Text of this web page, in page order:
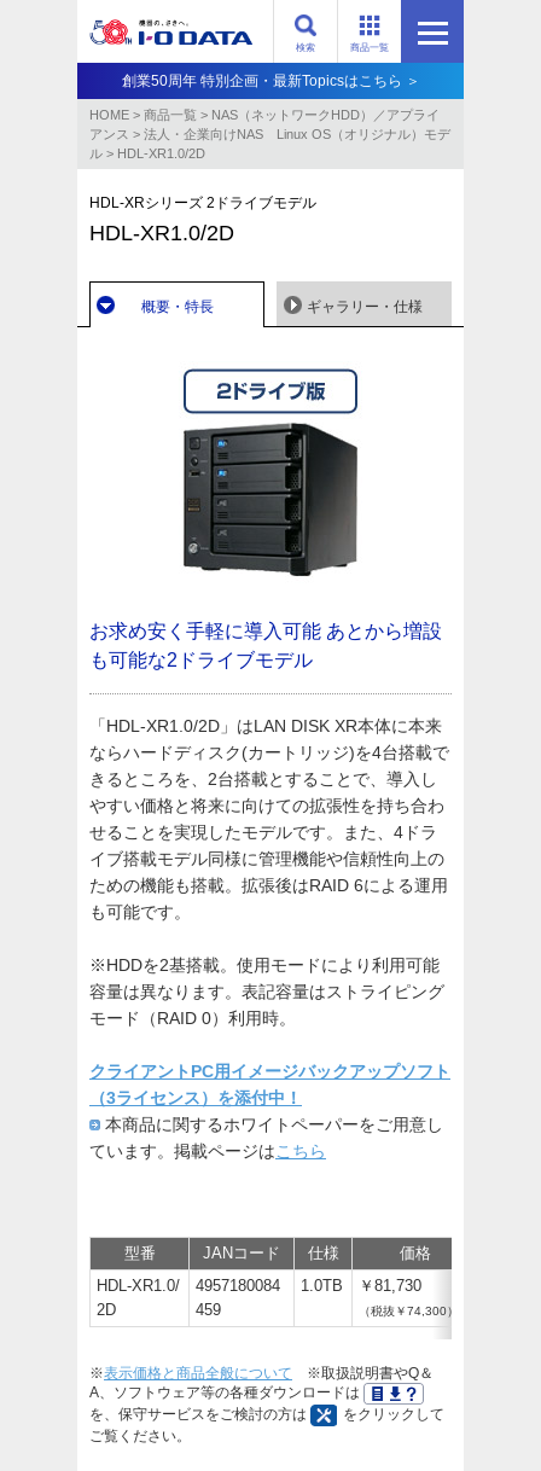
商品一覧
検索
創業50周年 特別企画・最新Topicsはこちら ＞
HOME > 商品一覧 > NAS（ネットワークHDD）／アプライ
アンス​ > 法人・企業向けNAS Linux OS（オリジナル）モデ
ル > HDL-XR1.0/2D
HDL-XRシリーズ 2ドライブモデル
HDL-XR1.0/2D
概要・特長 ギャラリー・仕様
お求め安く手軽に導入可能 あとから増設
も可能な2ドライブモデル
「HDL-XR1.0/2D」はLAN DISK XR本体に本来
ならハードディスク(カートリッジ)を4台搭載で
きるところを、2台搭載とすることで、導入し
やすい価格と将来に向けての拡張性を持ち合わ
せることを実現したモデルです。また、4ドラ
イブ搭載モデル同様に管理機能や信頼性向上の
ための機能も搭載。拡張後はRAID 6による運用
も可能です。
※HDDを2基搭載。使用モードにより利用可能
容量は異なります。表記容量はストライピング
モード（RAID 0）利用時。
クライアントPC用イメージバックアップソフト
（3ライセンス）を添付中！
本商品に関するホワイトペーパーをご用意し
ています。掲載ページはこちら
型番 JANコード 仕様 価格
HDL-XR1.0/
2D
4957180084
459
1.0TB ￥81,730
（税抜￥74,300）
※表示価格と商品全般について ※取扱説明書やQ＆
A、ソフトウェア等の各種ダウンロードは
を、保守サービスをご検討の方は
をクリックして
ご覧ください。